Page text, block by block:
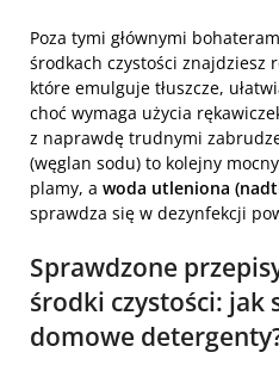
Poza tymi głównymi
środkach czystości znajdziesz
które emulguje tłuszcze,
choć wymaga użycia
z naprawdę trudnymi
(węglan sodu) to kolejny
plamy, a woda utleniona
sprawdza się w dezynfekcji
Sprawdzone
środki czystości: jak
domowe